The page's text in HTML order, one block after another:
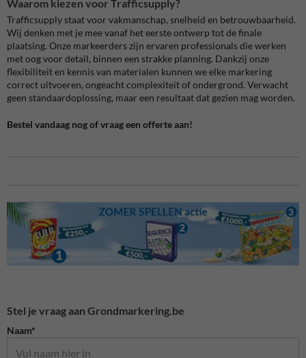
Waarom kiezen voor Trafficsupply?
Trafficsupply staat voor vakmanschap, snelheid en betrouwbaarheid.
Wij denken met je mee vanaf het eerste ontwerp tot de finale
plaatsing. Onze markeerders zijn ervaren professionals die werken
met oog voor detail, binnen een strakke planning. Dankzij onze
flexibiliteit en kennis van materialen kunnen we elke markering
correct uitvoeren, ongeacht complexiteit of ondergrond. Verwacht
geen standaardoplossing, maar een resultaat dat gezien mag worden.
Bestel vandaag nog of vraag een offerte aan!
Stel je vraag aan Grondmarkering.be
Naam*